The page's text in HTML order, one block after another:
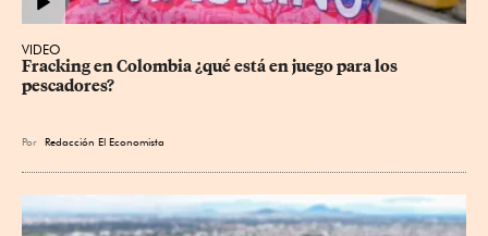
VIDEO
Fracking en Colombia ¿qué está en juego para los
pescadores?
Por Redacción El Economista